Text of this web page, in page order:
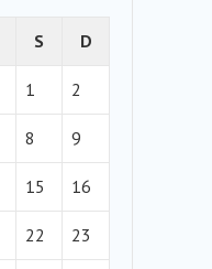
S D
1 2
8 9
15 16
22 23